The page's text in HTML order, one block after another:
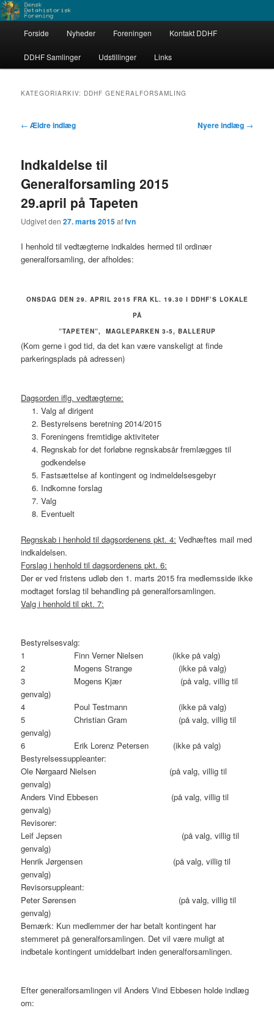
Fortsæt
til
primært
Fortsæt
til
sekundært
Dansk Datahistorisk Forening
Dataarkæologerne
Forside Nyheder Foreningen Kontakt DDHF
DDHF Samlinger Udstillinger Links
KATEGORIARKIV: DDHF GENERALFORSAMLING
Indlægsnavigation
← Ældre indlæg Nyere indlæg →
Indkaldelse til
Generalforsamling 2015
29.april på Tapeten
Udgivet den27. marts 2015affvn
I henhold til vedtægterne indkaldes hermed til ordinær
generalforsamling, der afholdes:
ONSDAG DEN 29. APRIL 2015 FRA KL. 19.30 I DDHF’S LOKALE
PÅ
”TAPETEN”, MAGLEPARKEN 3-5, BALLERUP
(Kom gerne i god tid, da det kan være vanskeligt at finde
parkeringsplads på adressen)
Dagsorden iflg. vedtægterne:
Valg af dirigent
Bestyrelsens beretning 2014/2015
Foreningens fremtidige aktiviteter
Regnskab for det forløbne regnskabsår fremlægges til
godkendelse
Fastsættelse af kontingent og indmeldelsesgebyr
Indkomne forslag
Valg
Eventuelt
Regnskab i henhold til dagsordenens pkt. 4: Vedhæftes mail med
indkaldelsen.
Forslag i henhold til dagsordenens pkt. 6:
Der er ved fristens udløb den 1. marts 2015 fra medlemsside ikke
modtaget forslag til behandling på generalforsamlingen.
Valg i henhold til pkt. 7:
Bestyrelsesvalg:
1 Finn Verner Nielsen (ikke på valg)
2 Mogens Strange (ikke på valg)
3 Mogens Kjær (på valg, villig til
genvalg)
4 Poul Testmann (ikke på valg)
5 Christian Gram (på valg, villig til
genvalg)
6 Erik Lorenz Petersen (ikke på valg)
Bestyrelsessuppleanter:
Ole Nørgaard Nielsen (på valg, villig til
genvalg)
Anders Vind Ebbesen (på valg, villig til
genvalg)
Revisorer:
Leif Jepsen (på valg, villig til
genvalg)
Henrik Jørgensen (på valg, villig til
genvalg)
Revisorsuppleant:
Peter Sørensen (på valg, villig til
genvalg)
Bemærk: Kun medlemmer der har betalt kontingent har
stemmeret på generalforsamlingen. Det vil være muligt at
indbetale kontingent umiddelbart inden generalforsamlingen.
Efter generalforsamlingen vil Anders Vind Ebbesen holde indlæg
om: